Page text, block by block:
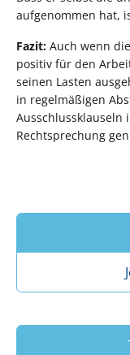
aufgenommen hat,
Fazit: Auch wenn
positiv für den
seinen Lasten
in regelmäßigen
Ausschlussklauseln
Rechtsprechung